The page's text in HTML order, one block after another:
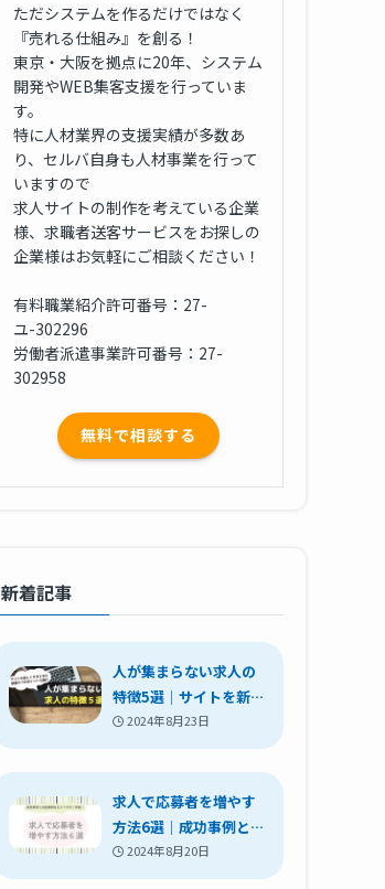
ただシステムを作るだけではなく
『売れる仕組み』を創る！
東京・大阪を拠点に20年、システム
開発やWEB集客支援を行っていま
す。
特に人材業界の支援実績が多数あ
り、セルバ自身も人材事業を行って
いますので
求人サイトの制作を考えている企業
様、求職者送客サービスをお探しの
企業様はお気軽にご相談ください！
有料職業紹介許可番号：27-
ユ-302296
労働者派遣事業許可番号：27-
302958
無料で相談する
新着記事
人が集まらない求人の
特徴5選｜サイトを新し
くするときの意識すべ
きポイントも紹介
2024年8月23日
求人で応募者を増やす
方法6選｜成功事例と失
敗事例をわかりやすく
解説！
2024年8月20日